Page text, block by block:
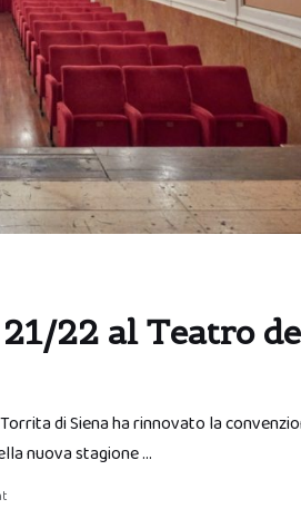
22 al Teatro
di Siena ha rinnovato la
nuova stagione …